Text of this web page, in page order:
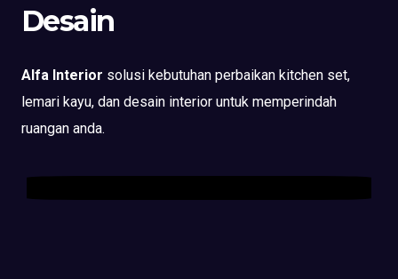
Desain
Alfa Interior solusi kebutuhan perbaikan kitchen set,
lemari kayu, dan desain interior untuk memperindah
ruangan anda.